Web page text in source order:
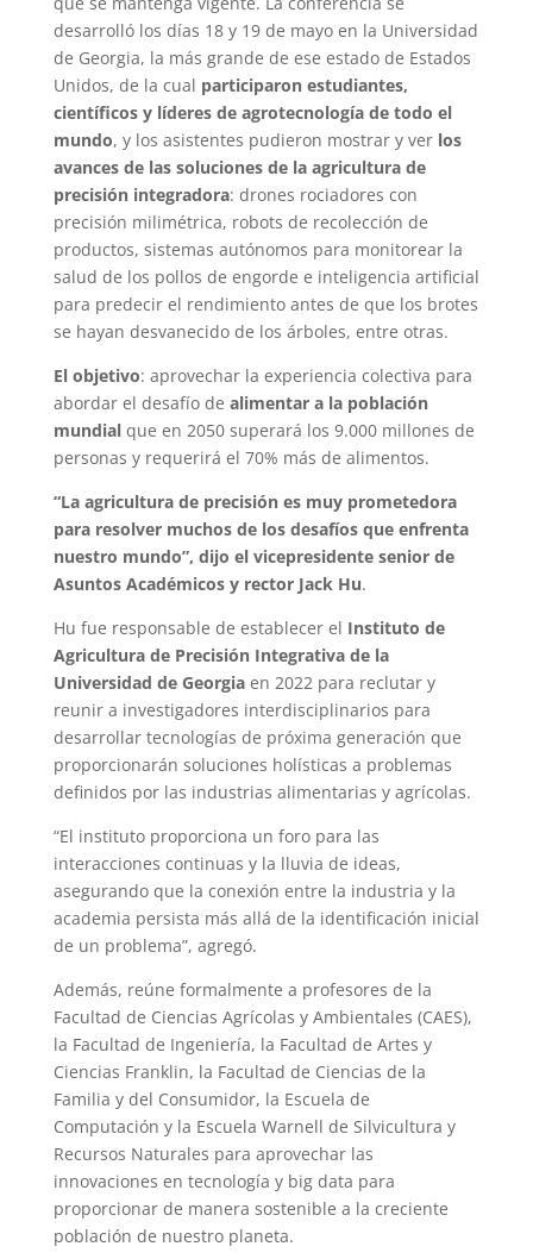
desarrolló los días 18 y 19 de mayo en la Universidad
de Georgia, la más grande de ese estado de Estados
Unidos, de la cual participaron estudiantes,
científicos y líderes de agrotecnología de todo el
mundo, y los asistentes pudieron mostrar y ver los
avances de las soluciones de la agricultura de
precisión integradora: drones rociadores con
precisión milimétrica, robots de recolección de
productos, sistemas autónomos para monitorear la
salud de los pollos de engorde e inteligencia artificial
para predecir el rendimiento antes de que los brotes
se hayan desvanecido de los árboles, entre otras.
El objetivo: aprovechar la experiencia colectiva para
abordar el desafío de alimentar a la población
mundialque en 2050 superará los 9.000 millones de
personas y requerirá el 70% más de alimentos.
“La agricultura de precisión es muy prometedora
para resolver muchos de los desafíos que enfrenta
nuestro mundo”, dijo el vicepresidente senior de
Asuntos Académicos y rector Jack Hu.
Hu fue responsable de establecer el Instituto de
Agricultura de Precisión Integrativa de la
Universidad de Georgiaen 2022 para reclutar y
reunir a investigadores interdisciplinarios para
desarrollar tecnologías de próxima generación que
proporcionarán soluciones holísticas a problemas
definidos por las industrias alimentarias y agrícolas.
“El instituto proporciona un foro para las
interacciones continuas y la lluvia de ideas,
asegurando que la conexión entre la industria y la
academia persista más allá de la identificación inicial
de un problema”, agregó.
Además, reúne formalmente a profesores de la
Facultad de Ciencias Agrícolas y Ambientales (CAES),
la Facultad de Ingeniería, la Facultad de Artes y
Ciencias Franklin, la Facultad de Ciencias de la
Familia y del Consumidor, la Escuela de
Computación y la Escuela Warnell de Silvicultura y
Recursos Naturales para aprovechar las
innovaciones en tecnología y big data para
proporcionar de manera sostenible a la creciente
población de nuestro planeta.